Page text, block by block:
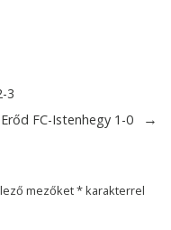
3
FC-Istenhegy 1-0
→
mezőket*karakterrel